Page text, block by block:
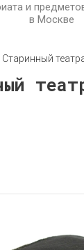
и
в Москве
Старинный